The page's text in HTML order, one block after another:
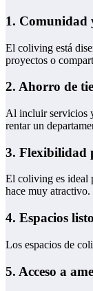
1. Comunidad
El coliving está
proyectos o
2. Ahorro de
Al incluir servicios
rentar un
3. Flexibilidad
El coliving es ideal
hace muy atractivo.
4. Espacios
Los espacios de
5. Acceso a